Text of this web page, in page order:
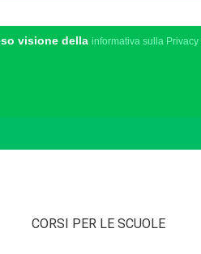
visione della informativa sulla Privacy
CORSI PER LE SCUOLE